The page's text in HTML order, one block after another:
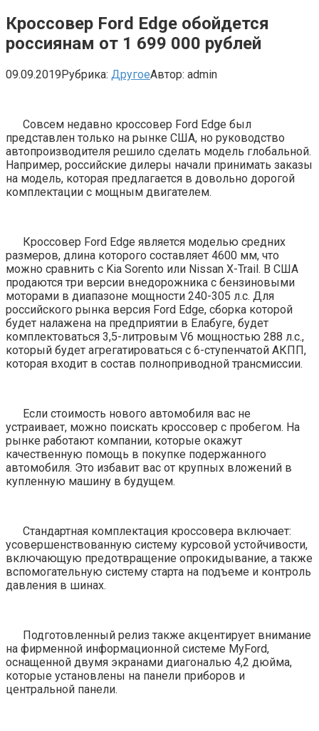
Кроссовер Ford Edge обойдется
россиянам от 1 699 000 рублей
09.09.2019Рубрика: ДругоеАвтор: admin
Совсем недавно кроссовер Ford Edge был
представлен только на рынке США, но руководство
автопроизводителя решило сделать модель глобальной.
Например, российские дилеры начали принимать заказы
на модель, которая предлагается в довольно дорогой
комплектации с мощным двигателем.
Кроссовер Ford Edge является моделью средних
размеров, длина которого составляет 4600 мм, что
можно сравнить с Kia Sorento или Nissan X-Trail. В США
продаются три версии внедорожника с бензиновыми
моторами в диапазоне мощности 240-305 л.с. Для
российского рынка версия Ford Edge, сборка которой
будет налажена на предприятии в Елабуге, будет
комплектоваться 3,5-литровым V6 мощностью 288 л.с.,
который будет агрегатироваться с 6-ступенчатой АКПП,
которая входит в состав полноприводной трансмиссии.
Если стоимость нового автомобиля вас не
устраивает, можно поискать кроссовер с пробегом. На
рынке работают компании, которые окажут
качественную помощь в покупке подержанного
автомобиля. Это избавит вас от крупных вложений в
купленную машину в будущем.
Стандартная комплектация кроссовера включает:
усовершенствованную систему курсовой устойчивости,
включающую предотвращение опрокидывание, а также
вспомогательную систему старта на подъеме и контроль
давления в шинах.
Подготовленный релиз также акцентирует внимание
на фирменной информационной системе MyFord,
оснащенной двумя экранами диагональю 4,2 дюйма,
которые установлены на панели приборов и
центральной панели.